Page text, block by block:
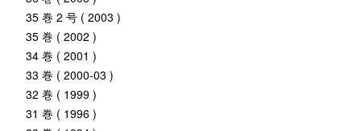
35 巻 2 号 ( 2003 )
35 巻 ( 2002 )
34 巻 ( 2001 )
33 巻 ( 2000-03 )
32 巻 ( 1999 )
31 巻 ( 1996 )